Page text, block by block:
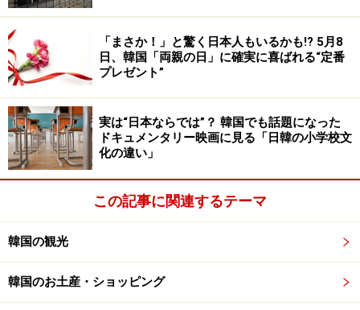
ソーセージとも呼ばれる、豚の腸に豚の血やもち米、野
菜、タンミョン（春雨）を詰め込んで蒸したものです。
ド）地方で寒さの厳しい冬場に好んで食べられたものが
始まりといわれています。屋台では、スンデはトッポギ
と並んでおやつの定番メニューであり、値段も2,000ウォ
ン（250円）と手頃です。
方によって異なります。ソウル周辺では一般的にあっさ
りと塩で食べます。しかし、南部の釜山地方では、味噌
「まさか！」と驚く日本人もいるかも!? 5月8
日、韓国「両親の日」に確実に喜ばれる“定番
プレゼント”
実は“日本ならでは”？ 韓国でも話題になった
ドキュメンタリー映画に見る「日韓の小学校文
化の違い」
この記事に関連するテーマ
韓国の観光
韓国のお土産・ショッピング